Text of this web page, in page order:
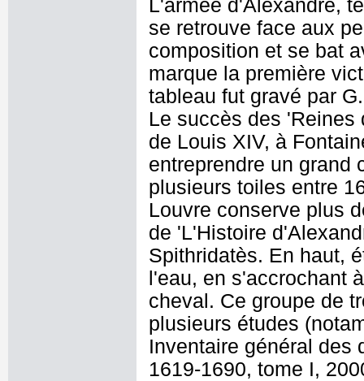
L'armée d'Alexandre,
se retrouve face aux
composition et se bat
marque la première
tableau fut gravé par
Le succès des 'Reines
de Louis XIV, à
entreprendre un grand
plusieurs toiles entre
Louvre conserve plus
de 'L'Histoire
Spithridatès. En haut,
l'eau, en s'accrochant
cheval. Ce groupe de
plusieurs études
Inventaire général des
1619-1690, tome I,